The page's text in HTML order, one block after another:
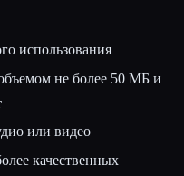
использования
не более 50 МБ и
или видео
качественных